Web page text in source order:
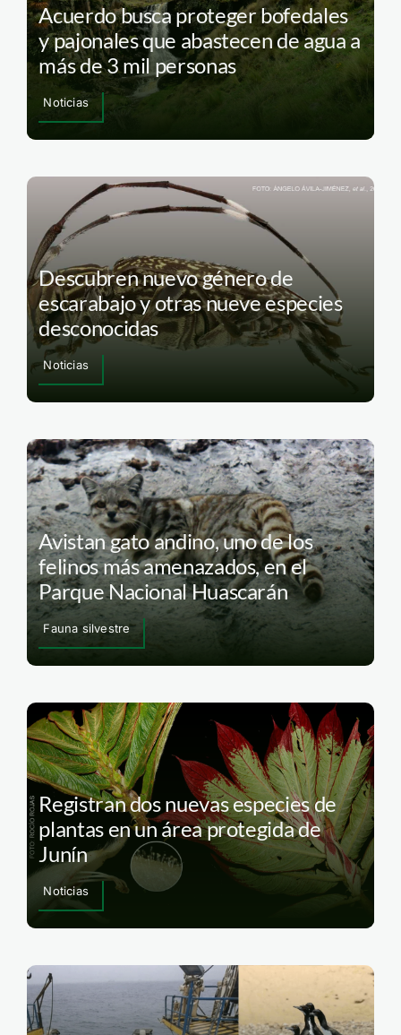
Acuerdo busca proteger bofedales
y pajonales que abastecen de agua a
más de 3 mil personas
Noticias
Descubren nuevo género de
escarabajo y otras nueve especies
desconocidas
Noticias
Avistan gato andino, uno de los
felinos más amenazados, en el
Parque Nacional Huascarán
Fauna silvestre
Registran dos nuevas especies de
plantas en un área protegida de
Junín
Noticias